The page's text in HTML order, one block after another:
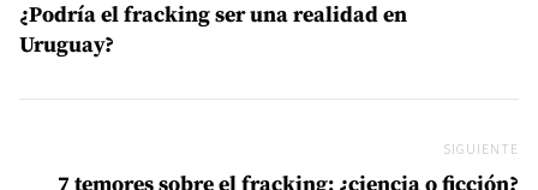
¿Podría el fracking ser una realidad en
Uruguay?
SIGUIENTE